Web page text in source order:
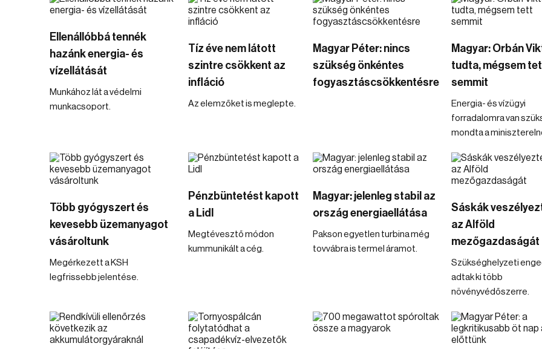
Ellenállóbbá tennék
hazánk energia- és
vízellátását
Munkához lát a védelmi
munkacsoport.
Tíz éve nem látott
szintre csökkent az
infláció
Az elemzőket is meglepte.
Magyar Péter: nincs
szükség önkéntes
fogyasztáscsökkentésre
Magyar: Orbán
tudta, mégsem
semmit
Energia- és vízügyi
forradalomra van
mondta a
Több gyógyszert és
kevesebb üzemanyagot
vásároltunk
Megérkezett a KSH
legfrissebb jelentése.
Pénzbüntetést kapott
a Lidl
Megtévesztő módon
kummunikált a cég.
Magyar: jelenleg stabil az
ország energiaellátása
Pakson egyetlen turbina még
tovvábra is termel áramot.
Sáskák
az Alföld
mezőgazdaságát
Szükséghelyzeti
adtak ki több
növényvédőszerre.